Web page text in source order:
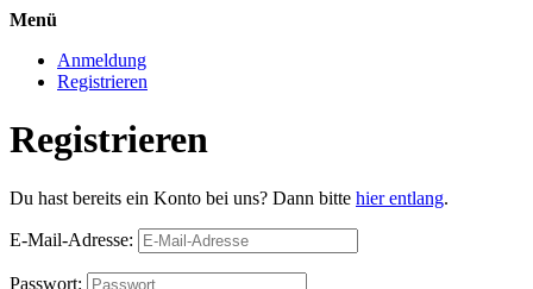
Menü
Anmeldung
Registrieren
Registrieren
Du hast bereits ein Konto bei uns? Dann bitte hier entlang.
E-Mail-Adresse:
Passwort: